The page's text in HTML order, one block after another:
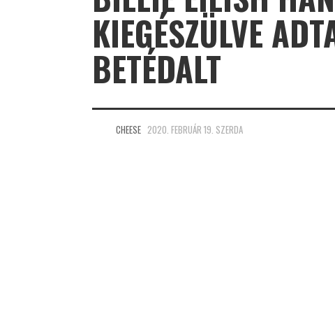
KIEGÉSZÜLVE
BETÉDALT
CHEESE 2020. FEBRUÁR 19. SZERDA